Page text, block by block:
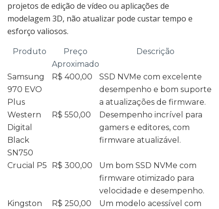
projetos de edição de vídeo ou aplicações de
modelagem 3D, não atualizar pode custar tempo e
esforço valiosos.
Produto
Preço
Aproximado
Descrição
Samsung
970 EVO
Plus
R$ 400,00
SSD NVMe com excelente
desempenho e bom suporte
a atualizações de firmware.
Western
Digital
Black
SN750
R$ 550,00
Desempenho incrível para
gamers e editores, com
firmware atualizável.
Crucial P5 R$ 300,00
Um bom SSD NVMe com
firmware otimizado para
velocidade e desempenho.
Kingston
R$ 250,00
Um modelo acessível com